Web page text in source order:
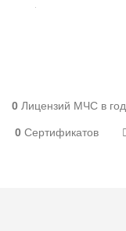
0 Лицензий МЧС в год
0 Сертификатов